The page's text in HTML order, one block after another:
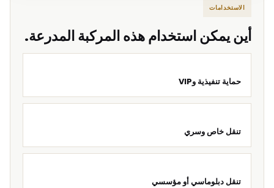
الاستخدامات
أين يمكن استخدام هذه المركبة المدرعة.
حماية تنفيذية وVIP
تنقل خاص وسري
تنقل دبلوماسي أو مؤسسي